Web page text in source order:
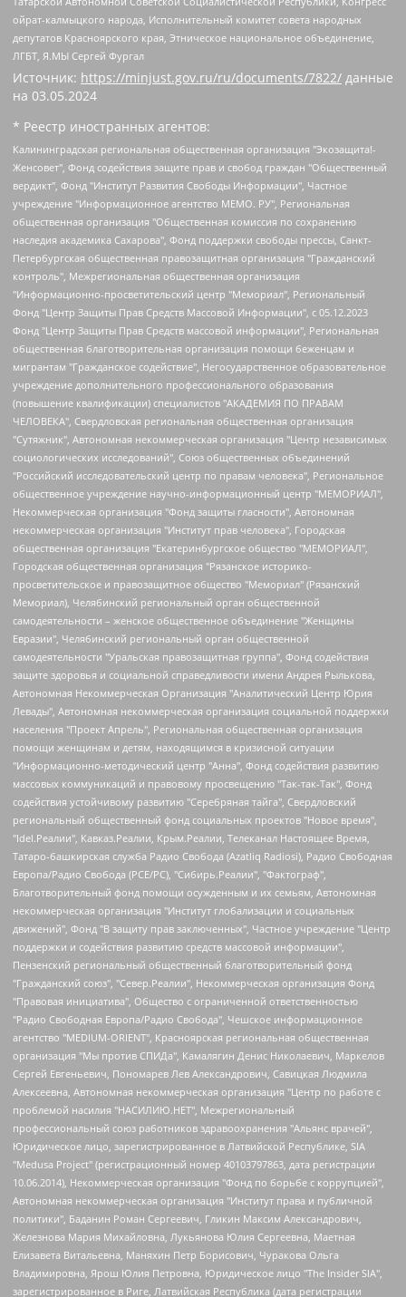
ойрат-калмыцкого народа, Исполнительный комитет совета народных
депутатов Красноярского края, Этническое национальное объединение,
ЛГБТ, Я.МЫ Сергей Фургал
Источник: https://minjust.gov.ru/ru/documents/7822/ данные
на 03.05.2024
* Реестр иностранных агентов:
Калининградская региональная общественная организация "Экозащита!-Женсовет", Фонд содействия защите прав и свобод граждан "Общественный вердикт", Фонд "Институт Развития Свободы Информации", Частное учреждение "Информационное агентство МЕМО. РУ", Региональная общественная организация "Общественная комиссия по сохранению наследия академика Сахарова", Фонд поддержки свободы прессы, Санкт-Петербургская общественная правозащитная организация "Гражданский контроль", Межрегиональная общественная организация "Информационно-просветительский центр "Мемориал", Региональный Фонд "Центр Защиты Прав Средств Массовой Информации", с 05.12.2023 Фонд "Центр Защиты Прав Средств массовой информации", Региональная общественная благотворительная организация помощи беженцам и мигрантам "Гражданское содействие", Негосударственное образовательное учреждение дополнительного профессионального образования (повышение квалификации) специалистов "АКАДЕМИЯ ПО ПРАВАМ ЧЕЛОВЕКА", Свердловская региональная общественная организация "Сутяжник", Автономная некоммерческая организация "Центр независимых социологических исследований", Союз общественных объединений "Российский исследовательский центр по правам человека", Региональное общественное учреждение научно-информационный центр "МЕМОРИАЛ", Некоммерческая организация "Фонд защиты гласности", Автономная некоммерческая организация "Институт прав человека", Городская общественная организация "Екатеринбургское общество "МЕМОРИАЛ", Городская общественная организация "Рязанское историко-просветительское и правозащитное общество "Мемориал" (Рязанский Мемориал), Челябинский региональный орган общественной самодеятельности – женское общественное объединение "Женщины Евразии", Челябинский региональный орган общественной самодеятельности "Уральская правозащитная группа", Фонд содействия защите здоровья и социальной справедливости имени Андрея Рылькова, Автономная Некоммерческая Организация "Аналитический Центр Юрия Левады", Автономная некоммерческая организация социальной поддержки населения "Проект Апрель", Региональная общественная организация помощи женщинам и детям, находящимся в кризисной ситуации "Информационно-методический центр "Анна", Фонд содействия развитию массовых коммуникаций и правовому просвещению "Так-так-Так", Фонд содействия устойчивому развитию "Серебряная тайга", Свердловский региональный общественный фонд социальных проектов "Новое время", "Idel.Реалии", Кавказ.Реалии, Крым.Реалии, Телеканал Настоящее Время, Татаро-башкирская служба Радио Свобода (Azatliq Radiosi), Радио Свободная Европа/Радио Свобода (PCE/PC), "Сибирь.Реалии", "Фактограф", Благотворительный фонд помощи осужденным и их семьям, Автономная некоммерческая организация "Институт глобализации и социальных движений", Фонд "В защиту прав заключенных", Частное учреждение "Центр поддержки и содействия развитию средств массовой информации", Пензенский региональный общественный благотворительный фонд "Гражданский союз", "Север.Реалии", Некоммерческая организация Фонд "Правовая инициатива", Общество с ограниченной ответственностью "Радио Свободная Европа/Радио Свобода", Чешское информационное агентство "MEDIUM-ORIENT", Красноярская региональная общественная организация "Мы против СПИДа", Камалягин Денис Николаевич, Маркелов Сергей Евгеньевич, Пономарев Лев Александрович, Савицкая Людмила Алексеевна, Автономная некоммерческая организация "Центр по работе с проблемой насилия "НАСИЛИЮ.НЕТ", Межрегиональный профессиональный союз работников здравоохранения "Альянс врачей", Юридическое лицо, зарегистрированное в Латвийской Республике, SIA "Medusa Project" (регистрационный номер 40103797863, дата регистрации 10.06.2014), Некоммерческая организация "Фонд по борьбе с коррупцией", Автономная некоммерческая организация "Институт права и публичной политики", Баданин Роман Сергеевич, Гликин Максим Александрович, Железнова Мария Михайловна, Лукьянова Юлия Сергеевна, Маетная Елизавета Витальевна, Маняхин Петр Борисович, Чуракова Ольга Владимировна, Ярош Юлия Петровна, Юридическое лицо "The Insider SIA", зарегистрированное в Риге, Латвийская Республика (дата регистрации 26.06.2015), являющееся администратором доменного имени интернет-издания "The Insider SIA", https://theins.ru, Постернак Алексей Евгеньевич, Рубин Михаил Аркадьевич, Анин Роман Александрович, Юридическое лицо Istories fonds, зарегистрированное в Латвийской Республике (регистрационный номер 50008295751, дата регистрации 24.02.2020), Великовский Дмитрий Александрович, Долинина Ирина Николаевна, Мароховская Алеся Алексеевна, Шлейнов Роман Юрьевич, Шмагун Олеся Валентиновна, Общество с ограниченной ответственностью "Альтаир 2021", Общество с ограниченной ответственностью "Вега 2021", Общество с ограниченной ответственностью "Главный редактор 2021", Общество с ограниченной ответственностью "Ромашки монолит", Важенков Артем Валерьевич, Ивановская областная общественная организация "Центр гендерных исследований", Гурман Юрий Альбертович, Медиапроект "ОВД-Инфо", Егоров Владимир Владимирович, Жилинский Владимир Александрович, Общество с ограниченной ответственностью "ЗП", Иванова София Юрьевна, Карезина Инна Павловна, Кильтау Екатерина Викторовна, Петров Алексей Викторович, Пискунов Сергей Евгеньевич, Смирнов Сергей Сергеевич, Тихонов Михаил Сергеевич, Общество с ограниченной ответственностью "ЖУРНАЛИСТ-ИНОСТРАННЫЙ АГЕНТ", Арапова Галина Юрьевна, Вольтская Татьяна Анатольевна, Американская компания "Mason G.E.S. Anonymous Foundation" (США), являющаяся владельцем интернет-издания https://mnews.world/, Компания "Stichting Bellingcat", зарегистрированная в Нидерландах (дата регистрации 11.07.2018), Захаров Андрей Вячеславович, Клепиковская Екатерина Дмитриевна, Общество с ограниченной ответственностью "МЕМО", Перл Роман Александрович, Симонов Евгений Алексеевич, Соловьева Елена Анатольевна, Сотников Даниил Владимирович, Сурначева Елизавета Дмитриевна, Автономная некоммерческая организация по защите прав человека и информированию населения "Якутия – Наше Мнение", Общество с ограниченной ответственностью "Москоу диджитал медиа", с 26.01.2023 Общество с ограниченной ответственностью "Чайка Белые сады", Ветошкина Валерия Валерьевна, Заговора Максим Александрович, Межрегиональное общественное движение "Российская ЛГБТ - сеть", Оленичев Максим Владимирович, Павлов Иван Юрьевич, Скворцова Елена Сергеевна, Общество с ограниченной ответственностью "Как бы инагент", Кочетков Игорь Викторович, Общество с ограниченной ответственностью "Честные выборы", Еланчик Олег Александрович, Общество с ограниченной ответственностью "Нобелевский призыв", Гималова Регина Эмилевна, Григорьев Андрей Валерьевич, Григорьева Алина Александровна, Ассоциация по содействию защите прав призывников, альтернативнослужащих и военнослужащих "Правозащитная группа "Гражданин.Армия.Право", Хисамова Регина Фаритовна, Автономная некоммерческая организация по реализации социально-правовых программ "Лилит", Дальневосточное общественное движение "Маяк", Санкт-Петербургская ЛГБТ-инициативная группа "Выход", Инициативная группа ЛГБТ+ "Реверс", Алексеев Андрей Викторович, Бекбулатова Таисия Львовна, Беляев Иван Михайлович, Владыкина Елена Сергеевна, Гельман Марат Александрович, Никульшина Вероника Юрьевна, Толоконникова Надежда Андреевна, Шендерович Виктор Анатольевич, Общество с ограниченной ответственностью "Данное сообщение", Общество с ограниченной ответственностью Издательский дом "Новая глава", Айнбиндер Александра Александровна, Московский комьюнити-центр для ЛГБТ+инициатив, Благотворительный фонд развития филантропии, Deutsche Welle (Германия, Kurt-Schumacher-Strasse 3, 53113 Bonn), Борзунова Мария Михайловна, Воробьев Виктор Викторович, Голубева Анна Львовна, Константинова Алла Михайловна, Малкова Ирина Владимировна, Мурадов Мурад Абдулгалимович, Осетинская Елизавета Николаевна, Понасенков Евгений Николаевич, Ганапольский Матвей Юрьевич, Киселев Евгений Алексеевич, Борухович Ирина Григорьевна, Дремин Иван Тимофеевич, Дубровский Дмитрий Викторович, Красноярская региональная общественная организация поддержки и развития альтернативных образовательных технологий и межкультурных коммуникаций "ИНТЕРРА", Маяковская Екатерина Алексеевна, Фейгин Марк Захарович, Филимонов Андрей Викторович, Дзугкоева Регина Николаевна, Доброхотов Роман Александрович, Дудь Юрий Александрович, Елкин Сергей Владимирович, Кругликов Кирилл Игоревич, Сабунаева Мария Леонидовна, Семенов Алексей Владимирович, Шаинян Карен Багратович, Шульман Екатерина Михайловна, Асафьев Артур Валерьевич, Вахштайн Виктор Семенович, Венедиктов Алексей Алексеевич, Лушникова Екатерина Евгеньевна, Волков Леонид Михайлович, Невзоров Александр Глебович, Пархоменко Сергей Борисович, Сироткин Ярослав Николаевич, Кара-Мурза Владимир Владимирович, Баранова Наталья Владимировна, Гозман Леонид Яковлевич, Кагарлицкий Борис Юльевич, Климарев Михаил Валерьевич, Милов Владимир Станиславович, Автономная некоммерческая организация Краснодарский центр современного искусства "Типография", Моргенштерн Алишер Тагирович, Соболь Любовь Эдуардовна, Общество с ограниченной ответственностью "ЛИЗА НОРМ", Каспаров Гарри Кимович, Ходорковский Михаил Борисович, Общество с ограниченной ответственностью "Апрельские тезисы", Данилович Ирина Брониславовна, Кашин Олег Владимирович, Петров Николай Владимирович, Пивоваров Алексей Владимирович, Соколов Михаил Владимирович, Цветкова Юлия Владимировна, Чичваркин Евгений Александрович, Комитет против пыток/Команда против пыток, Общество с ограниченной ответственностью "Первый научный", Общество с ограниченной ответственностью "Вертолет и ко", Белоцерковская Вероника Борисовна, Кац Максим Евгеньевич, Лазарева Татьяна Юрьевна, Шаведдинов Руслан Табризович, Яшин Илья Валерьевич, Общество с ограниченной ответственностью "Иноагент ААВ", Алешковский Дмитрий Петрович, Альбац Евгения Марковна, Быков Дмитрий Львович, Галямина Юлия Евгеньевна, Лойко Сергей Леонидович, Мартынов Кирилл Константинович, Медведев Сергей Александрович, Крашенинников Федор Геннадиевич, Гордеева Катерина Вл